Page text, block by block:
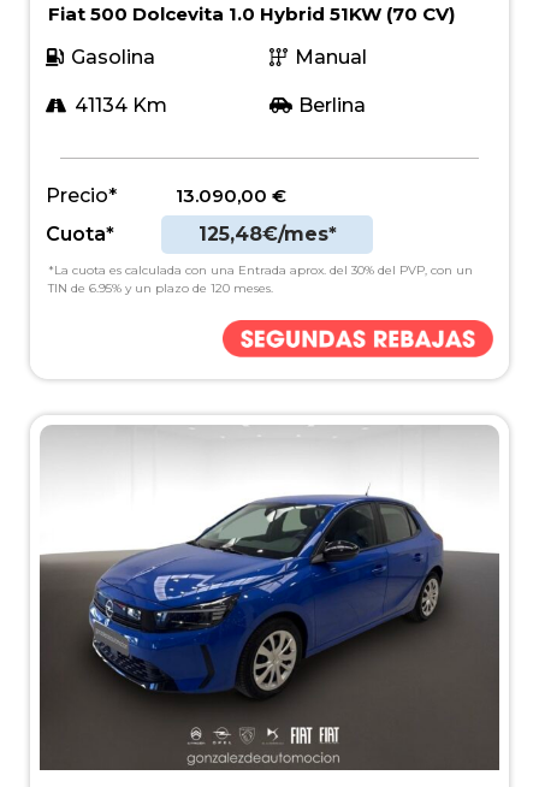
Fiat 500 Dolcevita 1.0 Hybrid 51KW (70 CV)
Gasolina
Manual
41134 Km Berlina
Precio* 13.090,00 €
Cuota*
125,48€/mes*
*La cuota es calculada con una Entrada aprox. del 30% del PVP, con un
TIN de 6.95% y un plazo de 120 meses.